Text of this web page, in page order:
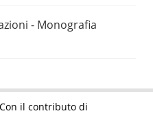
- Monografia
Con il contributo di